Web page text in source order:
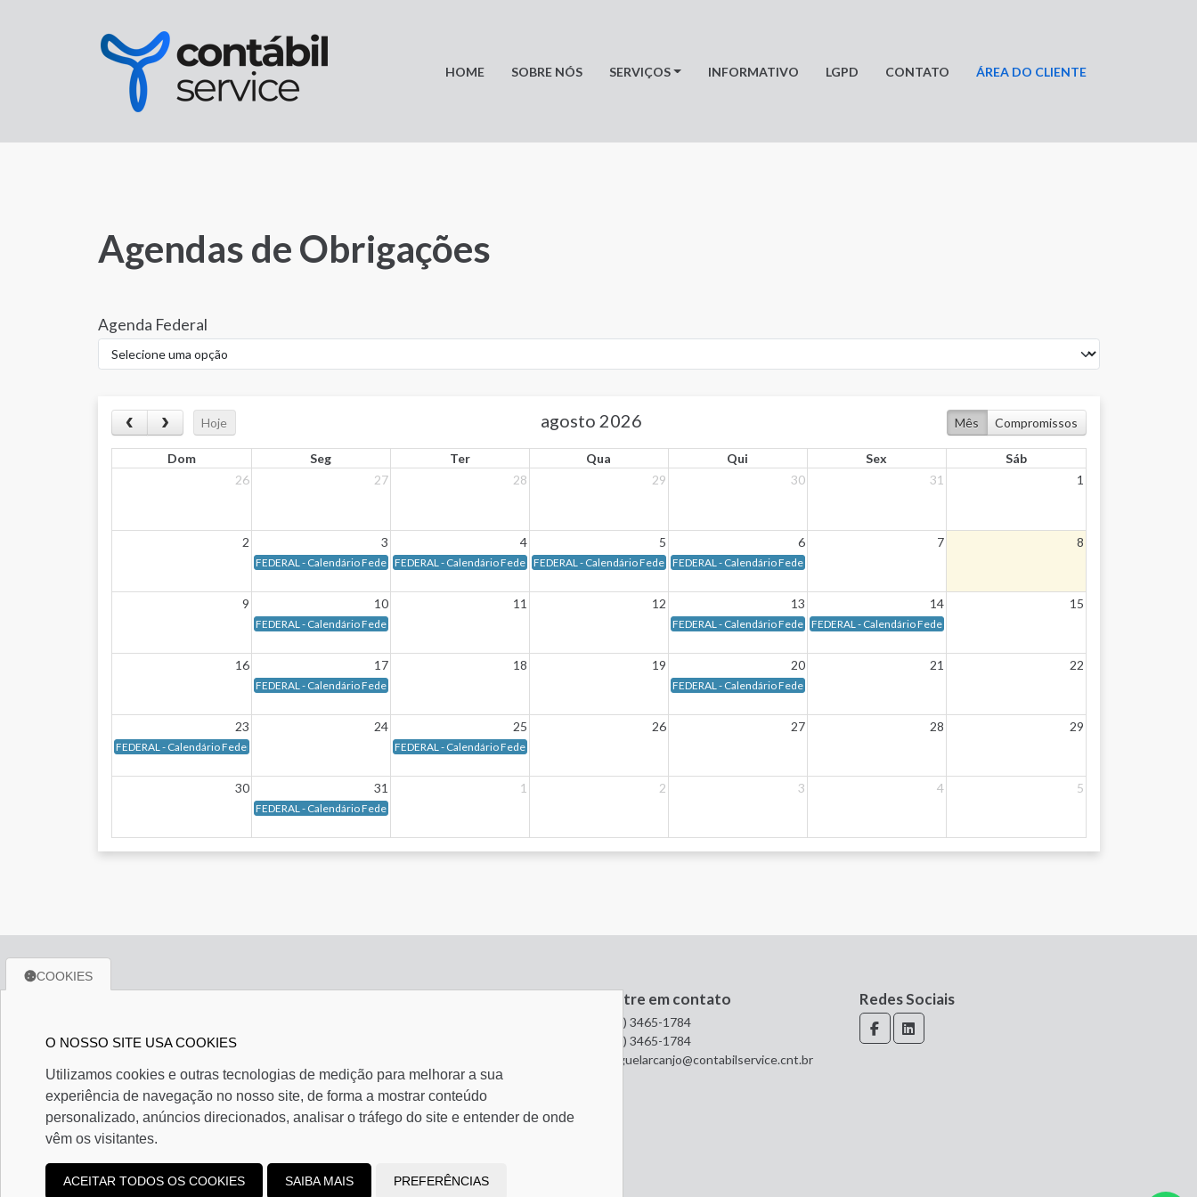
HOME SOBRE NÓS SERVIÇOS INFORMATIVO LGPD CONTATO ÁREA DO CLIENTE
Agendas de Obrigações
Agenda Federal
Hoje Mês Compromissos
agosto 2026
Dom Seg Ter Qua Qui Sex
Sáb
26
27 28 29 30 31 1
2 3 4 5 6 7 8
FEDERAL - Calendário Federal - Data de vencimento: Dia 03/08/2026 - Segunda-feira
FEDERAL - Calendário Federal - Data de vencimento: Dia 04/08/2026 - Terça-feira
FEDERAL - Calendário Federal - Data de vencimento: Dia 05/08/2026 - Quarta-feira
FEDERAL - Calendário Federal - Data de vencimento: Dia 06/08/2026 - Quinta-feira
9 10 11 12 13 14 15
FEDERAL - Calendário Federal - Data de vencimento: Dia 10/08/2026 - Segunda-feira FEDERAL - Calendário Federal - Data de vencimento: Dia 13/08/2026 - Quinta-feira
FEDERAL - Calendário Federal - Data de vencimento: Dia 14/08/2026 - Sexta-feira
16 17 18 19 20 21 22
FEDERAL - Calendário Federal - Data de vencimento: Dia 17/08/2026 - Segunda-feira FEDERAL - Calendário Federal - Data de vencimento: Dia 20/08/2026 - Quinta-feira
23 24 25 26 27 28 29
FEDERAL - Calendário Federal - Data de vencimento: Dia 23/08/2026 - DomingoFEDERAL - Calendário Federal - Data de vencimento: Dia 25/08/2026 - Terça-feira
30 31 1 2 3 4 5
FEDERAL - Calendário Federal - Data de vencimento: Dia 31/08/2026 - Segunda-feira
Certidões Negativas
Formulários Diversos
Facilitador Contábil
Modelos de Documentos
Links Úteis
CEP. 51020-031
Entre em contato
(81) 3465-1784
(81) 3465-1784
miguelarcanjo@contabilservice.cnt.br
Redes Sociais
COOKIES
O NOSSO SITE USA COOKIES
Utilizamos cookies e outras tecnologias de medição para melhorar a sua
experiência de navegação no nosso site, de forma a mostrar conteúdo
personalizado, anúncios direcionados, analisar o tráfego do site e entender de onde
vêm os visitantes.
ACEITAR TODOS OS COOKIES SAIBA MAIS PREFERÊNCIAS